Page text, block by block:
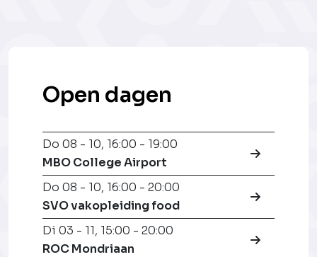
Open dagen
Do 08 - 10, 16:00 - 19:00
MBO College Airport
Do 08 - 10, 16:00 - 20:00
SVO vakopleiding food
Di 03 - 11, 15:00 - 20:00
ROC Mondriaan